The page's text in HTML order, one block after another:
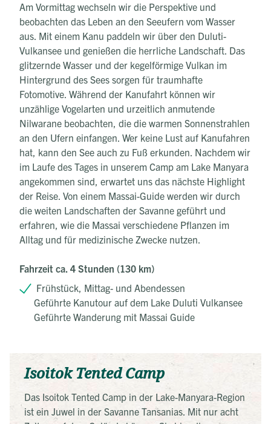
Am Vormittag wechseln wir die Perspektive und
beobachten das Leben an den Seeufern vom Wasser
aus. Mit einem Kanu paddeln wir über den Duluti-
Vulkansee und genießen die herrliche Landschaft. Das
glitzernde Wasser und der kegelförmige Vulkan im
Hintergrund des Sees sorgen für traumhafte
Fotomotive. Während der Kanufahrt können wir
unzählige Vogelarten und urzeitlich anmutende
Nilwarane beobachten, die die warmen Sonnenstrahlen
an den Ufern einfangen. Wer keine Lust auf Kanufahren
hat, kann den See auch zu Fuß erkunden. Nachdem wir
im Laufe des Tages in unserem Camp am Lake Manyara
angekommen sind, erwartet uns das nächste Highlight
der Reise. Von einem Massai-Guide werden wir durch
die weiten Landschaften der Savanne geführt und
erfahren, wie die Massai verschiedene Pflanzen im
Alltag und für medizinische Zwecke nutzen.
Fahrzeit ca. 4 Stunden (130 km)
Frühstück, Mittag- und Abendessen
Geführte Kanutour auf dem Lake Duluti Vulkansee
Geführte Wanderung mit Massai Guide
Isoitok Tented Camp
Das Isoitok Tented Camp in der Lake-Manyara-Region
ist ein Juwel in der Savanne Tansanias. Mit nur acht